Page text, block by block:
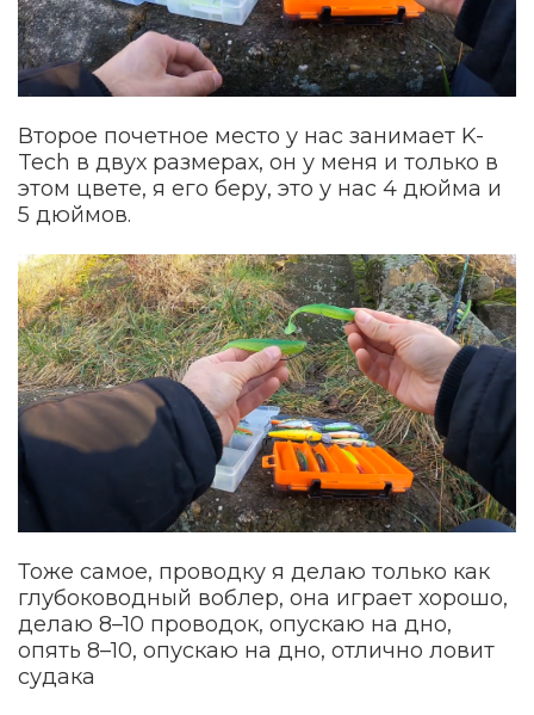
Второе почетное место у нас занимает K-
Tech в двух размерах, он у меня и только в
этом цвете, я его беру, это у нас 4 дюйма и
5 дюймов.
Тоже самое, проводку я делаю только как
глубоководный воблер, она играет хорошо,
делаю 8–10 проводок, опускаю на дно,
опять 8–10, опускаю на дно, отлично ловит
судака